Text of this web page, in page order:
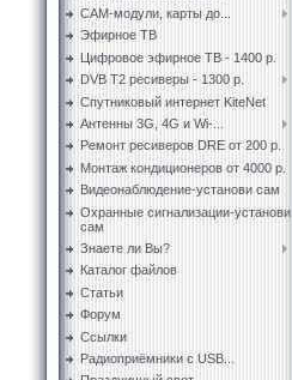
CAM-модули, карты до...
Эфирное ТВ
Цифровое эфирное ТВ - 1400 р.
DVB T2 ресиверы - 1300 р.
Спутниковый интернет KiteNet
Антенны 3G, 4G и Wi-...
Ремонт ресиверов DRE от 200 р.
Монтаж кондиционеров от 4000 р.
Видеонаблюдение-установи сам
Охранные сигнализации-установи
сам
Знаете ли Вы?
Каталог файлов
Статьи
Форум
Ссылки
Радиоприёмники с USB...